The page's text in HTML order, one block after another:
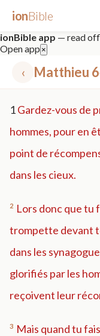
ionBible
ionBible app — read
Open app ×
‹ Matthieu 6
1Gardez-vous de
hommes, pour en
point de
dans les cieux.
2 Lors donc que tu
trompette devant
dans les
glorifiés par les
reçoivent leur
3 Mais quand tu